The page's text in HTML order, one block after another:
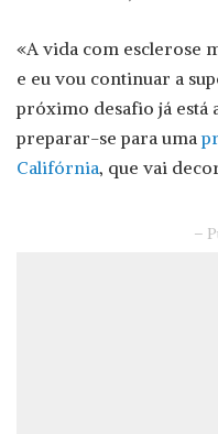
«A vida com esclerose
e eu vou continuar a
próximo desafio já está
preparar-se para uma
Califórnia, que vai
–